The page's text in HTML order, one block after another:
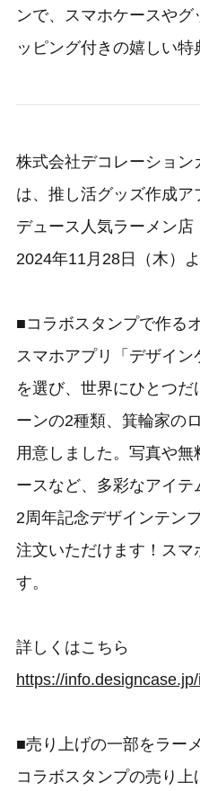
ンで、スマホケースや
ッピング付きの嬉しい特
株式会社デコレーション
は、推し活グッズ作成
デュース人気ラーメン
2024年11月28日（木）
■コラボスタンプで作る
スマホアプリ「デザイ
を選び、世界にひとつ
ーンの2種類、箕輪家の
用意しました。写真や
ースなど、多彩なアイテ
2周年記念デザインテン
注文いただけます！スマ
す。
詳しくはこちら
https://
■売り上げの一部をラー
コラボスタンプの売り